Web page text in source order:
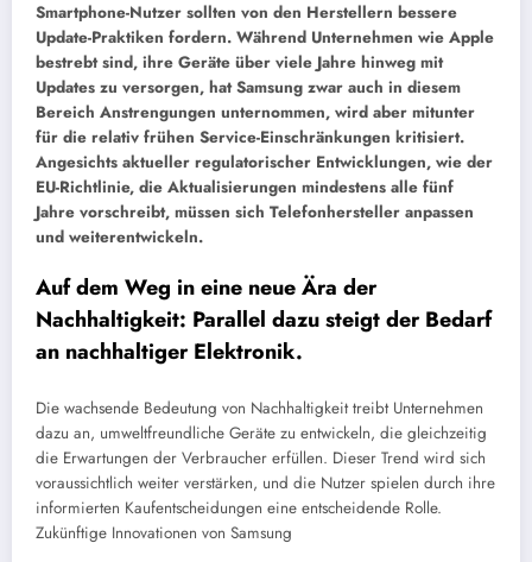
Smartphone-Nutzer sollten von den Herstellern bessere
Update-Praktiken fordern. Während Unternehmen wie Apple
bestrebt sind, ihre Geräte über viele Jahre hinweg mit
Updates zu versorgen, hat Samsung zwar auch in diesem
Bereich Anstrengungen unternommen, wird aber mitunter
für die relativ frühen Service-Einschränkungen kritisiert.
Angesichts aktueller regulatorischer Entwicklungen, wie der
EU-Richtlinie, die Aktualisierungen mindestens alle fünf
Jahre vorschreibt, müssen sich Telefonhersteller anpassen
und weiterentwickeln.
Auf dem Weg in eine neue Ära der
Nachhaltigkeit: Parallel dazu steigt der Bedarf
an nachhaltiger Elektronik.
Die wachsende Bedeutung von Nachhaltigkeit treibt Unternehmen
dazu an, umweltfreundliche Geräte zu entwickeln, die gleichzeitig
die Erwartungen der Verbraucher erfüllen. Dieser Trend wird sich
voraussichtlich weiter verstärken, und die Nutzer spielen durch ihre
informierten Kaufentscheidungen eine entscheidende Rolle.
Zukünftige Innovationen von Samsung